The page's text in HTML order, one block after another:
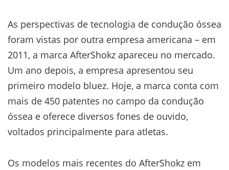
As perspectivas de tecnologia de condução óssea
foram vistas por outra empresa americana – em
2011, a marca AfterShokz apareceu no mercado.
Um ano depois, a empresa apresentou seu
primeiro modelo bluez. Hoje, a marca conta com
mais de 450 patentes no campo da condução
óssea e oferece diversos fones de ouvido,
voltados principalmente para atletas.
Os modelos mais recentes do AfterShokz em